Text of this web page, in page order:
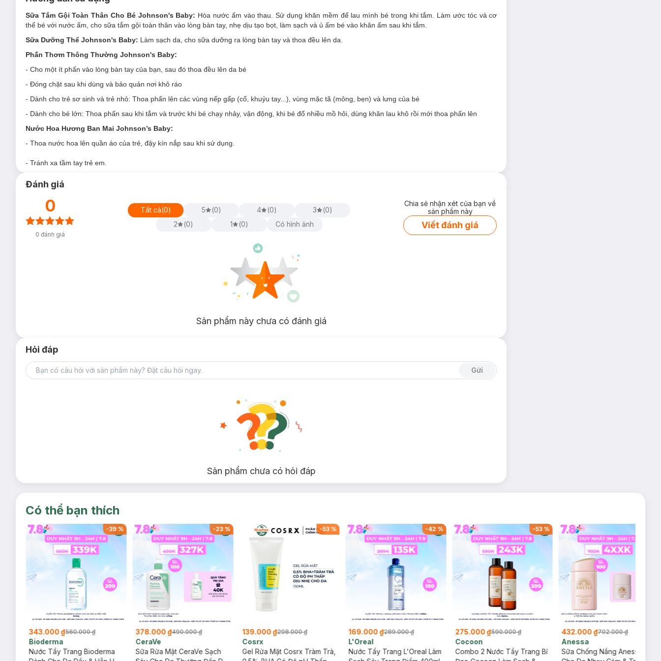
Phấn Thơm Thông Thường Johnson's Baby
Sữa Tắm Gội Toàn Thân Cho Bé Johnson's Baby: Hòa nước ấm vào thau. Sử dụng khăn mềm để lau mình bé trong khi tắm. Làm ước tóc và cơ
thể bé với nước ấm, cho sữa tắm gội toàn thân vào lòng bàn tay, nhẹ dịu tạo bọt, làm sạch và ủ ấm bé vào khăn ấm sau khi tắm.
Sữa Dưỡng Thể Johnson's Baby: Làm sạch da, cho sữa dưỡng ra lòng bàn tay và thoa đều lên da.
Phấn Thơm Thông Thường Johnson's Baby:
- Cho một ít phấn vào lòng bàn tay của bạn, sau đó thoa đều lên da bé
- Đóng chặt sau khi dùng và bảo quản nơi khô ráo
- Dành cho trẻ sơ sinh và trẻ nhỏ: Thoa phấn lên các vùng nếp gấp (cổ, khuỷu tay...), vùng mặc tã (mông, bẹn) và lưng của bé
- Dành cho bé lớn: Thoa phấn sau khi tắm và trước khi bé chạy nhảy, vận động, khi bé đổ nhiều mồ hôi, dùng khăn lau khô rồi mới thoa phấn lên
Nước Hoa Hương Ban Mai Johnson’s Baby:
- Thoa nước hoa lên quần áo của trẻ, đậy kín nắp sau khi sử dụng.
- Tránh xa tầm tay trẻ em.
Đánh giá
0
0 đánh giá
Tất cả(0) 5 (0) 4 (0) 3 (0)
2
(0) 1 (0) Có hình ảnh
Chia sẻ nhận xét của bạn về
sản phẩm này
Viết đánh giá
Sản phẩm này chưa có đánh giá
Hỏi đáp
Gửi
Sản phẩm chưa có hỏi đáp
Có thể bạn thích
-39%
343.000 ₫560.000 ₫
Bioderma
Nước Tẩy Trang Bioderma
-23%
378.000 ₫490.000 ₫
CeraVe
Sữa Rửa Mặt CeraVe Sạch
-53%
139.000 ₫298.000 ₫
Cosrx
Gel Rửa Mặt Cosrx Tràm Trà,
-42 %
169.000 ₫289.000 ₫
L'Oreal
Nước Tẩy Trang L'Oreal Làm
-53%
275.000 ₫590.000 ₫
Cocoon
Combo 2 Nước Tẩy Trang Bí
432.000 ₫702.000 ₫
Anessa
Sữa Chống Nắng Anessa